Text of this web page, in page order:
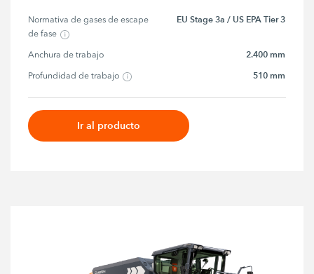
Normativa de gases de escape
de fase
EU Stage 3a / US EPA Tier 3
Anchura de trabajo 2.400 mm
Profundidad de trabajo 510 mm
Ir al producto